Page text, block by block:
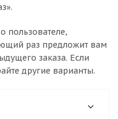
пользователе,
раз предложит вам
заказа. Если
другие варианты.